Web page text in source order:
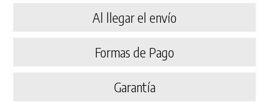
Al llegar el envío
Formas de Pago
Garantía